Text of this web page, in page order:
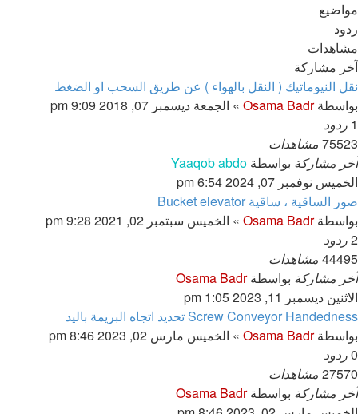
التالي
مواضيع
ردود
مشاهدات
آخر مشاركة
نقل النيوماتيك ( النقل بالهواء ) عن طريق السحب او الضغط
بواسطةOsama Badr
» الجمعة ديسمبر 07, 2018 9:09 pm
1 ردود
75523 مشاهدات
آخر مشاركة بواسطة Yaaqob abdo
الخميس نوفمبر 07, 2024 6:54 pm
صور الساقية ، ساقية Bucket elevator
بواسطةOsama Badr
» الخميس سبتمبر 02, 2021 9:28 pm
2ردود
44495 مشاهدات
آخر مشاركة بواسطةOsama Badr
الاثنين ديسمبر 11, 2023 1:05 pm
Screw Conveyor Handedness تحديد اتجاه البريمة باليد
بواسطةOsama Badr
» الخميس مارس 02, 2023 8:46 pm
0ردود
27570 مشاهدات
آخر مشاركة بواسطةOsama Badr